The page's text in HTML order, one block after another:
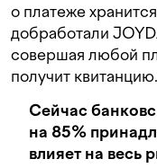
о платеже
добработали
совершая любой
получит квитанцию.
Сейчас
на 85%
влияет на весь